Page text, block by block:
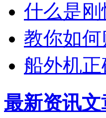
什么是
教你如
船外机
最新资讯文